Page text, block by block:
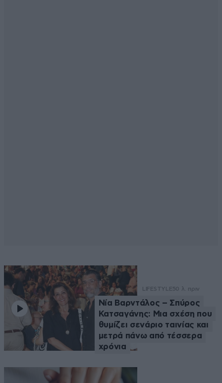
LIFESTYLE50 λ. πριν
Νία Βαρντάλος – Σπύρος
Κατσαγάνης: Μια σχέση που
θυμίζει σενάριο ταινίας και
μετρά πάνω από τέσσερα
χρόνια